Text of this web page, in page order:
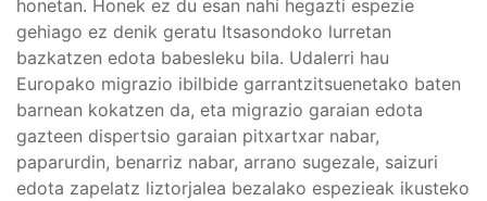
honetan. Honek ez du esan nahi hegazti espezie
gehiago ez denik geratu Itsasondoko lurretan
bazkatzen edota babesleku bila. Udalerri hau
Europako migrazio ibilbide garrantzitsuenetako baten
barnean kokatzen da, eta migrazio garaian edota
gazteen dispertsio garaian pitxartxar nabar,
paparurdin, benarriz nabar, arrano sugezale, saizuri
edota zapelatz liztorjalea bezalako espezieak ikusteko